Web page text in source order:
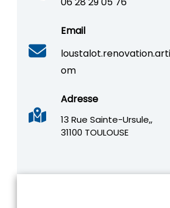
Email
om
Adresse
13 Rue Sainte-Ursule,,
31100 TOULOUSE